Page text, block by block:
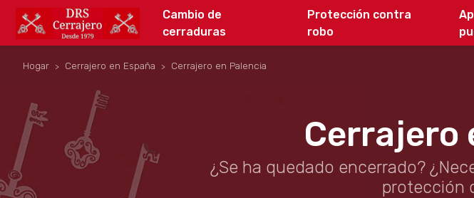
Cambio de
cerraduras
Protección contra
robo
Hogar Cerrajero en España Cerrajero en Palencia
Cerrajero
¿Se ha quedado encerrado?
protección